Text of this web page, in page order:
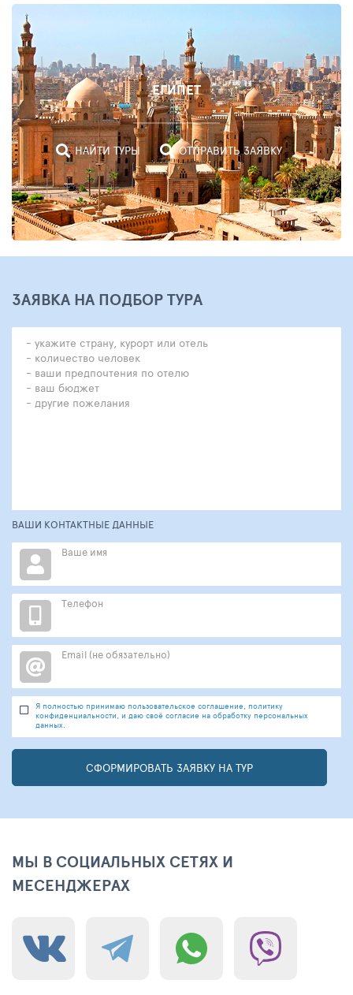
ЕГИПЕТ
НАЙТИ ТУРЫ ОТПРАВИТЬ ЗАЯВКУ
ЗАЯВКА НА ПОДБОР ТУРА
ВАШИ КОНТАКТНЫЕ ДАННЫЕ
Ваше имя
Телефон
Email (не обязательно)
Я полностью принимаю пользовательское соглашение, политику
конфиденциальности, и даю своё согласие на обработку персональных
данных.
СФОРМИРОВАТЬ ЗАЯВКУ НА ТУР
МЫ В СОЦИАЛЬНЫХ СЕТЯХ И
МЕСЕНДЖЕРАХ